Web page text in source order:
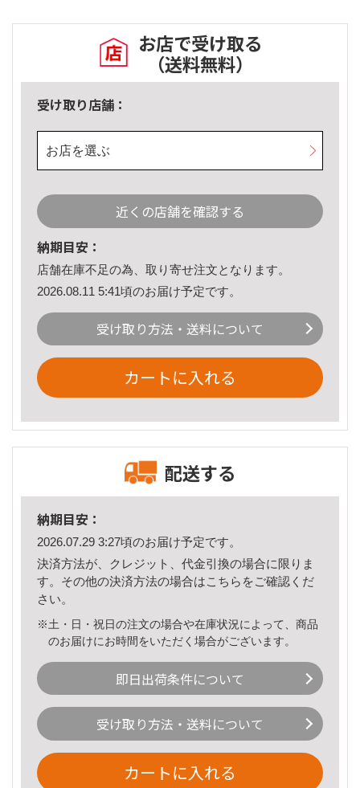
お店で受け取る
（送料無料）
受け取り店舗：
お店を選ぶ
近くの店舗を確認する
納期目安：
店舗在庫不足の為、取り寄せ注文となります。
2026.08.11 5:41頃のお届け予定です。
受け取り方法・送料について
カートに入れる
配送する
納期目安：
2026.07.29 3:27頃のお届け予定です。
決済方法が、クレジット、代金引換の場合に限りま
す。その他の決済方法の場合はこちら をご確認くだ
さい。
※土・日・祝日の注文の場合や在庫状況によって、商品
のお届けにお時間をいただく場合がございます。
即日出荷条件について
受け取り方法・送料について
カートに入れる